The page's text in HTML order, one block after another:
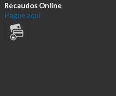
Recaudos Online
Pague aquí